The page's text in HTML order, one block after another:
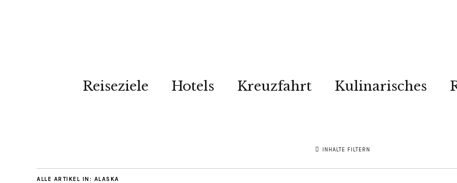
Reiseziele Hotels Kreuzfahrt Kulinarisches
INHALTE FILTERN
ALLE ARTIKEL IN: ALASKA